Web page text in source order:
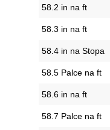
58.2 in na ft
58.3 in na ft
58.4 in na Stopa
58.5 Palce na ft
58.6 in na ft
58.7 Palce na ft